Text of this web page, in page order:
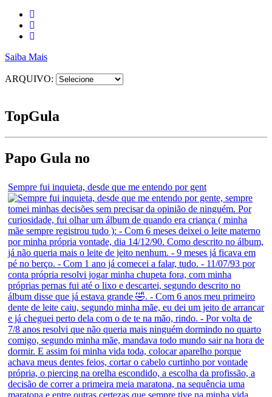
Saiba Mais
ARQUIVO:
TopGula
Papo Gula no
Sempre fui inquieta, desde que me entendo por gent